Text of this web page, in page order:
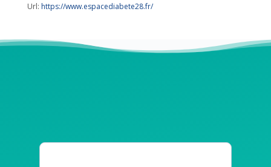
Url: https://www.espacediabete28.fr/